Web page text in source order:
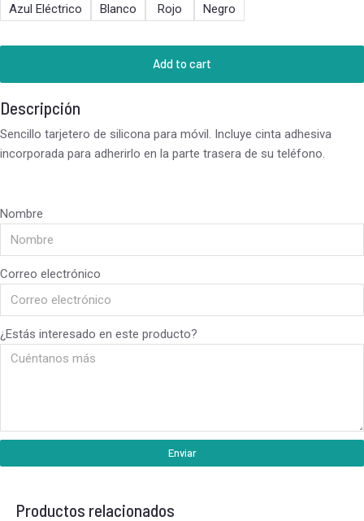
Azul Eléctrico
Blanco Rojo Negro
Add to cart
Descripción
Sencillo tarjetero de silicona para móvil. Incluye cinta adhesiva
incorporada para adherirlo en la parte trasera de su teléfono.
Nombre
Correo electrónico
¿Estás interesado en este producto?
Enviar
Productos relacionados